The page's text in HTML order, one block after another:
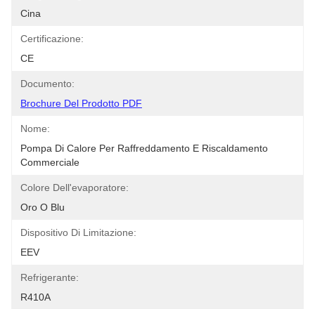
Cina
Certificazione:
CE
Documento:
Brochure Del Prodotto PDF
Nome:
Pompa Di Calore Per Raffreddamento E Riscaldamento
Commerciale
Colore Dell'evaporatore:
Oro O Blu
Dispositivo Di Limitazione:
EEV
Refrigerante:
R410A